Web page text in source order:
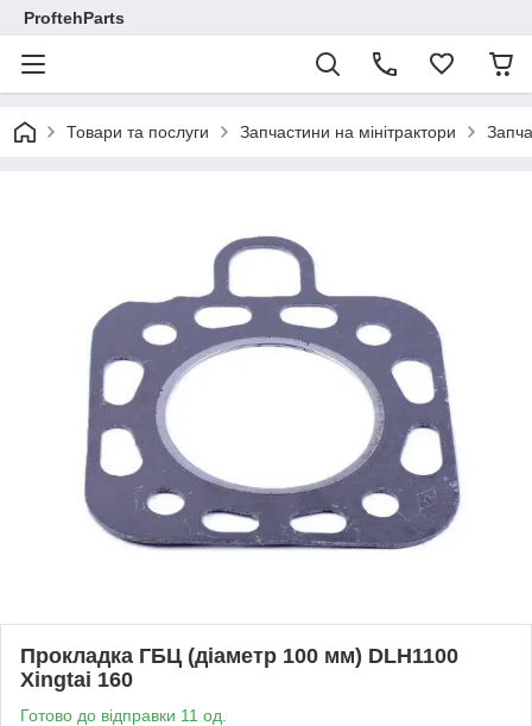
ProftehParts
Товари та послуги Запчастини на мінітрактори
Прокладка ГБЦ (діаметр 100 мм) DLH1100
Xingtai 160
Готово до відправки 11 од.